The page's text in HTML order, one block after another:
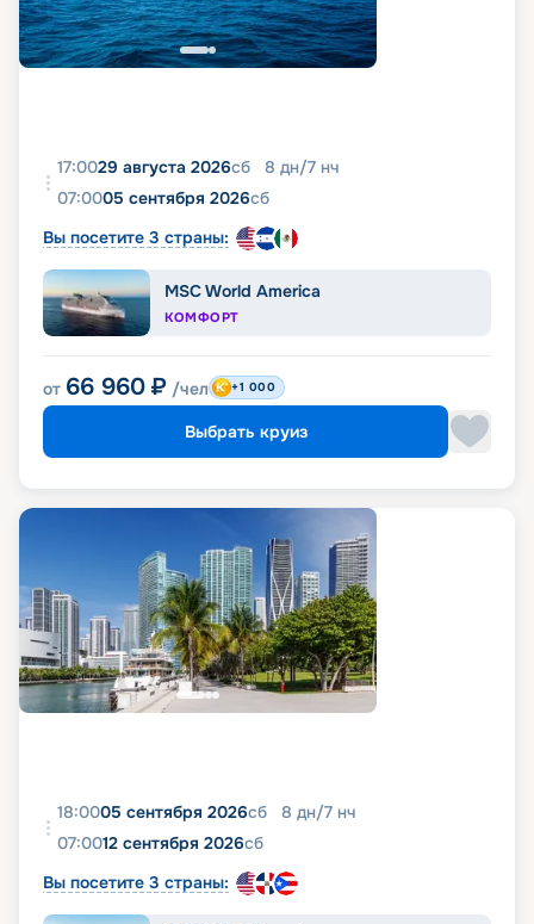
17:0029 августа 2026сб 8 дн/7 нч
07:0005 сентября 2026сб
Вы посетите 3 страны:
MSC World America
КОМФОРТ
от 66 960 ₽ /чел +1 000
Выбрать круиз
18:0005 сентября 2026сб 8 дн/7 нч
07:0012 сентября 2026сб
Вы посетите 3 страны: